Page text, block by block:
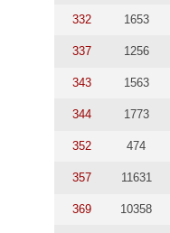
332 1653
337 1256
343 1563
344 1773
352 474
357 11631
369 10358